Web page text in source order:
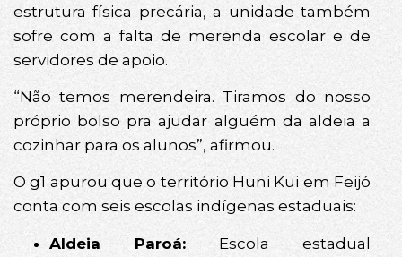
estrutura física precária, a unidade também
sofre com a falta de merenda escolar e de
servidores de apoio.
“Não temos merendeira. Tiramos do nosso
próprio bolso pra ajudar alguém da aldeia a
cozinhar para os alunos”, afirmou.
O g1 apurou que o território Huni Kui em Feijó
conta com seis escolas indígenas estaduais:
Aldeia Paroá: Escola estadual